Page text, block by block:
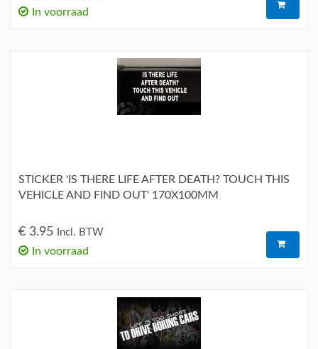
In voorraad
STICKER 'IS THERE LIFE AFTER DEATH? TOUCH THIS
VEHICLE AND FIND OUT' 170X100MM
€ 3.95 Incl. BTW
In voorraad